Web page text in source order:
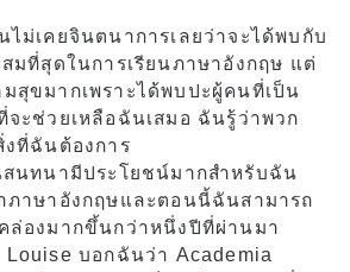
ช่วงบ่ายสำหรับการโอนหน่วยกิต
จุบัน
ร
งิน
ครออนไลน์
ม่เคยจินตนาการเลยว่าจะได้พบกับ
มที่สุดในการเรียนภาษาอังกฤษ แต่
สุขมากเพราะได้พบปะผู้คนที่เป็น
จะช่วยเหลือฉันเสมอ ฉันรู้ว่าพวก
งที่ฉันต้องการ
สนทนามีประโยชน์มากสำหรับฉัน
ภาษาอังกฤษและตอนนี้ฉันสามารถ
ล่องมากขึ้นกว่าหนึ่งปีที่ผ่านมา
บอกฉันว่า Academia